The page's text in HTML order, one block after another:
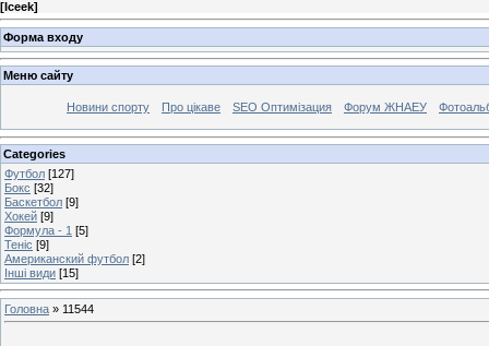
[Iceek]
Форма входу
Меню сайту
Новини спорту Про цікаве SEO Оптимізация Форум ЖНАЕУ
Categories
Футбол [127]
Бокс [32]
Баскетбол [9]
Хокей [9]
Формула - 1 [5]
Теніс [9]
Американский футбол [2]
Інші види [15]
Головна » 11544